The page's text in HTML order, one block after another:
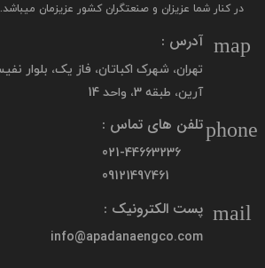
در کنار شما عزیزان و صنعتگران کشور عزیزمان میباشد.
map آدرس :
آرین، طبقه 3، واحد 14
phoneتلفن های تماس :
021-44663236
09121497461
mail پست الکترونیک :
info@apadanaengco.com